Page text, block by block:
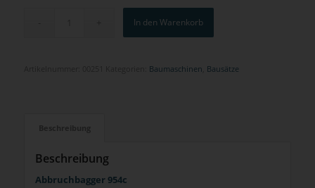
In den Warenkorb
Baumaschinen Bausätze
Beschreibung
Abbruchbagger 954c